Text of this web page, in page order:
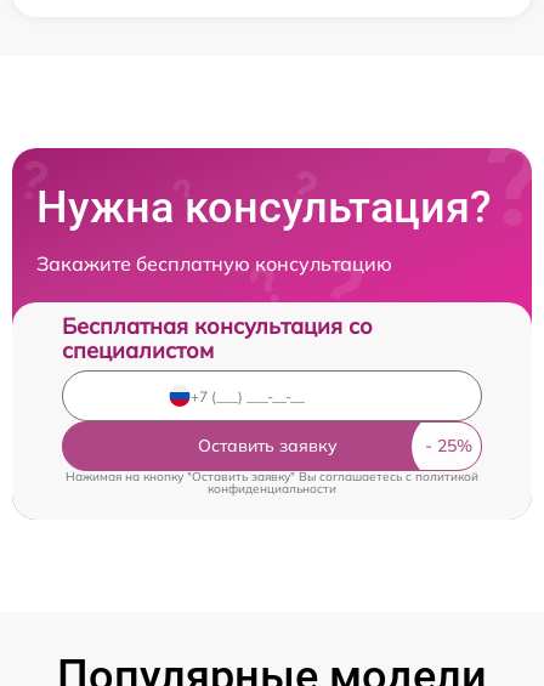
Нужна консультация?
Закажите бесплатную консультацию
Бесплатная консультация со
специалистом
Оставить заявку
Нажимая на кнопку "Оставить заявку" Вы соглашаетесь c политикой
конфиденциальности